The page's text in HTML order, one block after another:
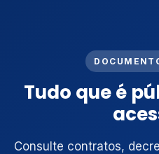
Tudo que é
Consulte contratos,